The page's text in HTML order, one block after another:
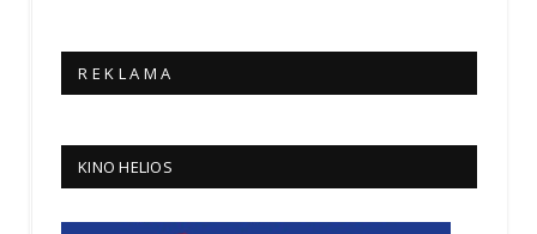
R E K L A M A
KINO HELIOS